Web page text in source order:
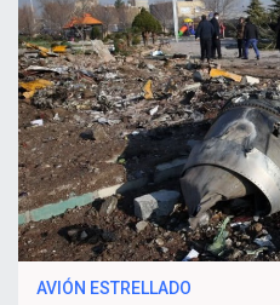
AVIÓN ESTRELLADO